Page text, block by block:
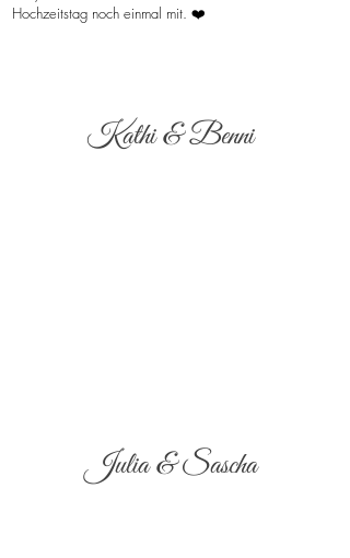
Hochzeitstag noch einmal mit. ❤️
Kathi & Benni
Julia & Sascha